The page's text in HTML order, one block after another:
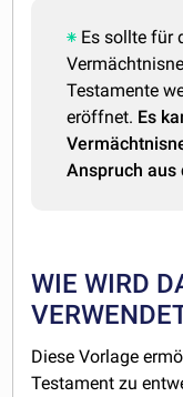
Es sollte für
Testamente
eröffnet. Es
Anspruch
WIE WIRD
Diese Vorlage
Testament zu